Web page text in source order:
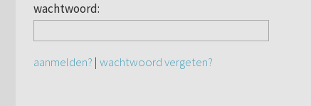
wachtwoord:
aanmelden? | wachtwoord vergeten?